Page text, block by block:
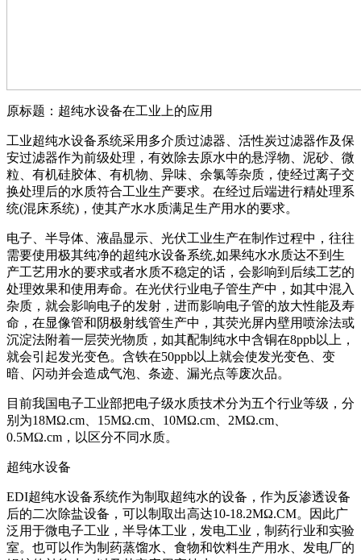
原标题：超纯水设备在工业上的应用
工业超纯水设备系统采用多介质过滤器、活性炭过滤器作及保
安过滤器作为前级处理，有效除去原水中的悬浮物、泥砂、微
粒、有机硅胶体、有机物、异味、余氯等杂质，使经过离子交
换处理后的水质符合工业生产要求。在经过后端进行精处理系
统(混床系统)，使其产水水质满足生产用水的要求。
电子、半导体、液晶显示、光伏工业生产在制作过程中，往往
需要使用极其纯净的超纯水设备系统,如果纯水水质达不到生
产工艺用水的要求或者水质不稳定的话，会影响到后续工艺的
处理效果和使用寿命。在光伏行业电子管生产中，如其中混入
杂质，就会影响电子的发射，进而影响电子管的放大性能及寿
命，在显像管和阴极射线管生产中，其荧光屏内壁用喷涂法或
沉淀法附着一层荧光物质，如其配制纯水中含铜在8ppb以上，
就会引起发光变色。含铁在50ppb以上就会使发光变色、变
暗、闪动并会造成气泡、条迹、漏光点等废次品。
目前我国电子工业部把电子级水质技术分为五个行业等级，分
别为18MΩ.cm、15MΩ.cm、10MΩ.cm、2MΩ.cm、
0.5MΩ.cm，以区分不同水质。
超纯水设备
EDI超纯水设备系统作为制取超纯水的设备，作为反渗透设备
后的二次除盐设备，可以制取出高达10-18.2MΩ.CM。因此广
泛用于微电子工业，半导体工业，发电工业，制药行业和实验
室。也可以作为制药蒸馏水、食物和饮料生产用水、发电厂的